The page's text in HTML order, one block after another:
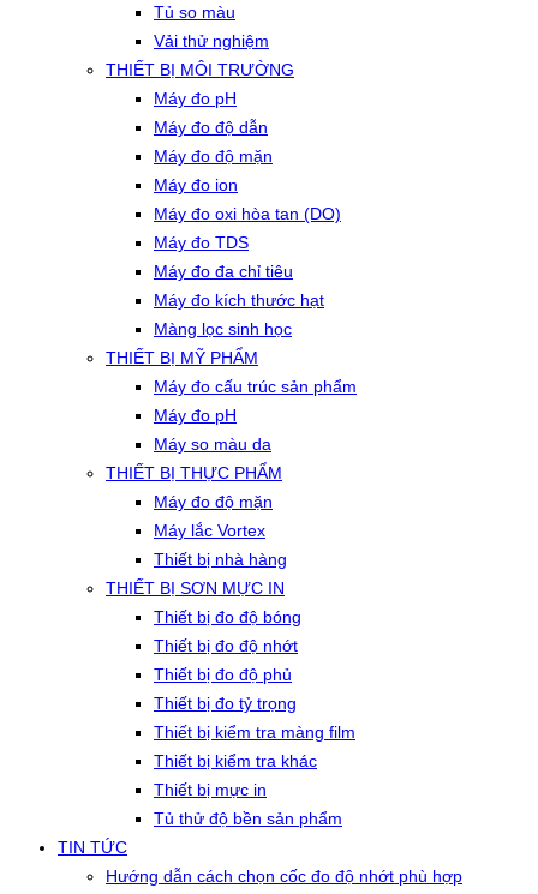
Tủ so màu
Vải thử nghiệm
THIẾT BỊ MÔI TRƯỜNG
Máy đo pH
Máy đo độ dẫn
Máy đo độ mặn
Máy đo ion
Máy đo oxi hòa tan (DO)
Máy đo TDS
Máy đo đa chỉ tiêu
Máy đo kích thước hạt
Màng lọc sinh học
THIẾT BỊ MỸ PHẨM
Máy đo cấu trúc sản phẩm
Máy đo pH
Máy so màu da
THIẾT BỊ THỰC PHẨM
Máy đo độ mặn
Máy lắc Vortex
Thiết bị nhà hàng
THIẾT BỊ SƠN MỰC IN
Thiết bị đo độ bóng
Thiết bị đo độ nhớt
Thiết bị đo độ phủ
Thiết bị đo tỷ trọng
Thiết bị kiểm tra màng film
Thiết bị kiểm tra khác
Thiết bị mực in
Tủ thử độ bền sản phẩm
TIN TỨC
Hướng dẫn cách chọn cốc đo độ nhớt phù hợp